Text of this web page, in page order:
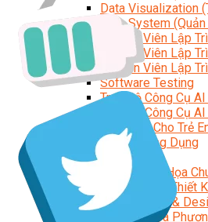
Data Visualization
Data System
Chuyên Viên Lập
Chuyên Viên Lập
Chuyên Viên Lập
Software Testing
Trọn Bộ Công Cụ
Trọn Bộ Công Cụ
Lập Trình Cho Trẻ
Tin Học Ứng Dụng
Thiết Kế (Design)
Thiết Kế Đồ Họa
Chuyên Viên Thiết
3D Game Art &
Mỹ Thuật Đa